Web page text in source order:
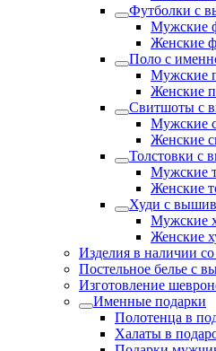
Футболки с
Мужские
Женские
Поло с
Мужские
Женские
Свитшоты с
Мужские
Женские
Толстовки с
Мужские
Женские
Худи с
Мужские
Женские
Изделия в наличии
Постельное белье с
Изготовление
Именные подарки
Полотенца в
Халаты в